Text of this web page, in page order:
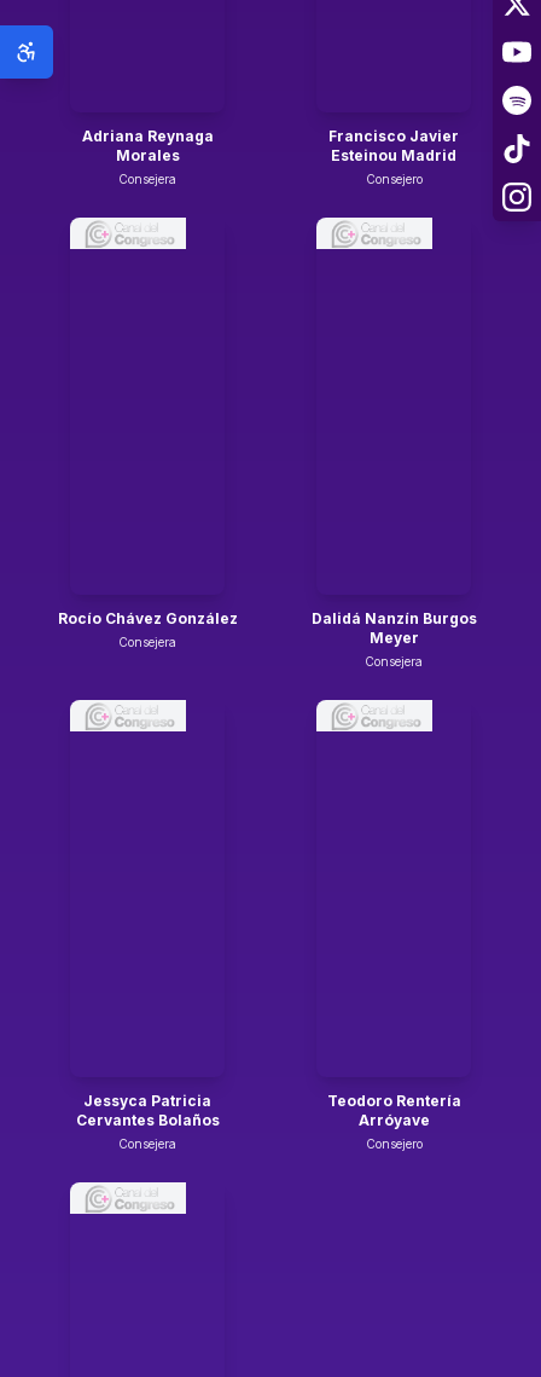
Adriana Reynaga
Morales
Consejera
Francisco Javier
Esteinou Madrid
Consejero
Rocío Chávez González
Consejera
Dalidá Nanzín Burgos
Meyer
Consejera
Jessyca Patricia
Cervantes Bolaños
Consejera
Teodoro Rentería
Arróyave
Consejero